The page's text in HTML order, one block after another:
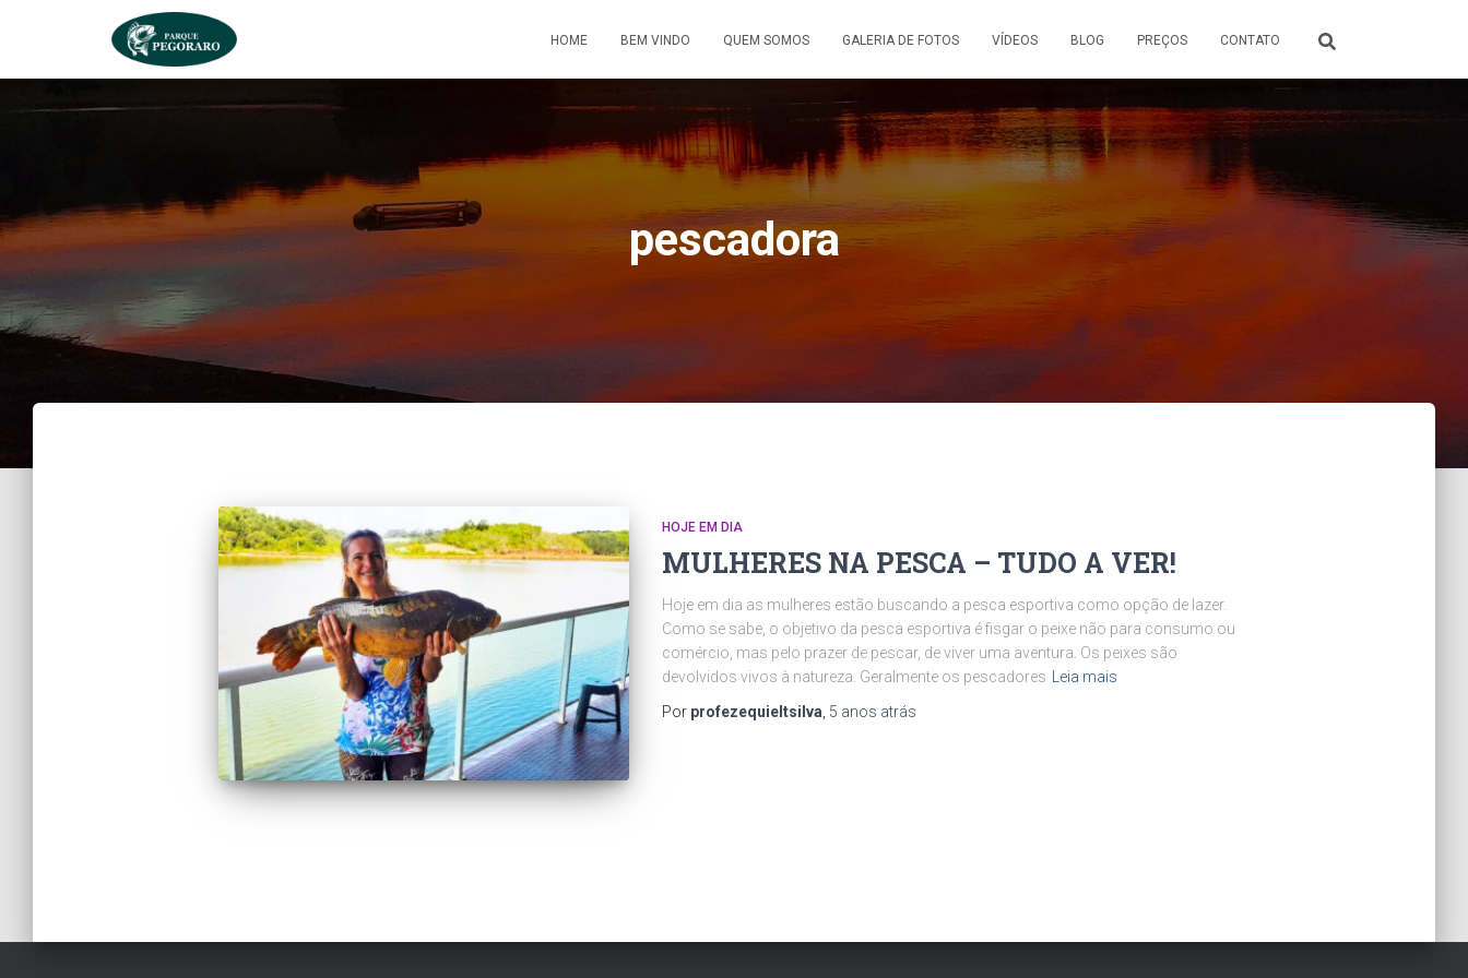
HOME BEM VINDO QUEM SOMOS GALERIA DE FOTOS VÍDEOS BLOG PREÇOS CONTATO
pescadora
HOJE EM DIA
MULHERES NA PESCA – TUDO A VER!
Hoje em dia as mulheres estão buscando a pesca esportiva como opção de lazer.
Como se sabe, o objetivo da pesca esportiva é fisgar o peixe não para consumo ou
comércio, mas pelo prazer de pescar, de viver uma aventura. Os peixes são
devolvidos vivos à natureza. Geralmente os pescadores
Leia mais
Por profezequieltsilva 5 anos atrás